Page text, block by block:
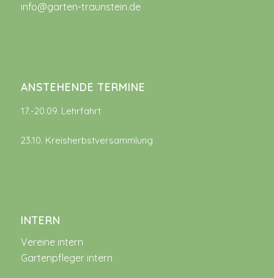
info@garten-traunstein.de
ANSTEHENDE TERMINE
17.-20.09. Lehrfahrt
23.10. Kreisherbstversammlung
INTERN
Vereine intern
Gartenpfleger intern